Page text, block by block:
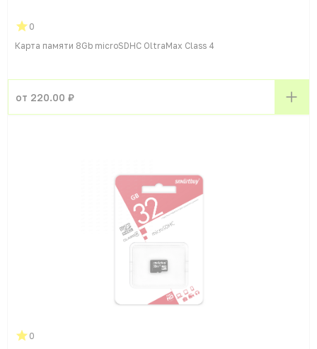
0
Карта памяти 8Gb microSDHC OltraMax Class 4
от 220.00 ₽
0